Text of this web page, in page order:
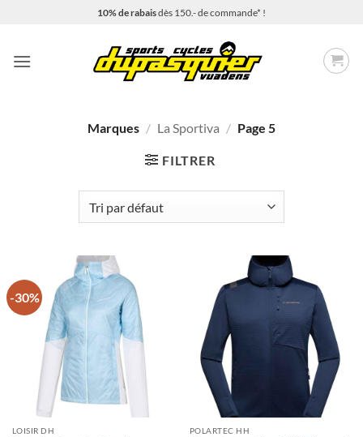
10% de rabaisdès 150.- de commande* !
Marques / La Sportiva / Page 5
FILTRER
-30%
LOISIR DH POLARTEC HH